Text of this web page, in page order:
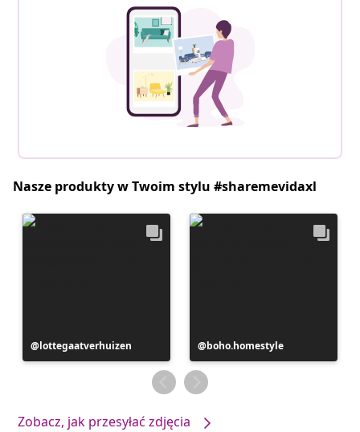
Nasze produkty w Twoim stylu #sharemevidaxl
Post
opublikowany
lottegaatverhuizen
Post
opublikowany
przez
boho.homestyle
Zobacz, jak przesyłać zdjęcia